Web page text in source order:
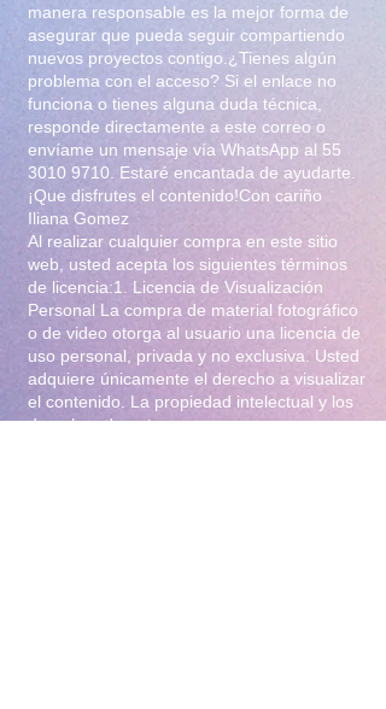
manera responsable es la mejor forma de
asegurar que pueda seguir compartiendo
nuevos proyectos contigo.¿Tienes algún
problema con el acceso? Si el enlace no
funciona o tienes alguna duda técnica,
responde directamente a este correo o
envíame un mensaje vía WhatsApp al 55
3010 9710 . Estaré encantada de ayudarte.
¡Que disfrutes el contenido!Con cariño
Iliana Gomez
Al realizar cualquier compra en este sitio
web, usted acepta los siguientes términos
de licencia:1. Licencia de Visualización
Personal La compra de material fotográfico
o de video otorga al usuario una licencia de
uso personal, privada y no exclusiva. Usted
adquiere únicamente el derecho a visualizar
el contenido. La propiedad intelectual y los
derechos de autor permanecen en su